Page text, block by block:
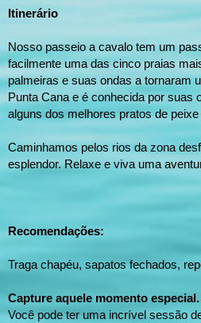
Itinerário
Nosso passeio a cavalo tem um
facilmente uma das cinco praias
palmeiras e suas ondas a tornaram
Punta Cana e é conhecida por suas
alguns dos melhores pratos de
​Caminhamos pelos rios da zona
esplendor. Relaxe e viva uma
Recomendações:
Traga chapéu, sapatos fechados,
Capture aquele momento especial.
Você pode ter uma incrível sessão